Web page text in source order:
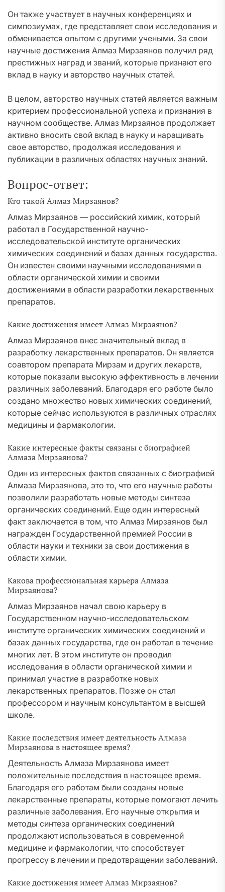
Он также участвует в научных конференциях и
симпозиумах, где представляет свои исследования и
обменивается опытом с другими учеными. За свои
научные достижения Алмаз Мирзаянов получил ряд
престижных наград и званий, которые признают его
вклад в науку и авторство научных статей.
В целом, авторство научных статей является важным
критерием профессиональной успеха и признания в
научном сообществе. Алмаз Мирзаянов продолжает
активно вносить свой вклад в науку и наращивать
свое авторство, продолжая исследования и
публикации в различных областях научных знаний.
Вопрос-ответ:
Кто такой Алмаз Мирзаянов?
Алмаз Мирзаянов — российский химик, который
работал в Государственной научно-
исследовательской институте органических
химических соединений и базах данных государства.
Он известен своими научными исследованиями в
области органической химии и своими
достижениями в области разработки лекарственных
препаратов.
Какие достижения имеет Алмаз Мирзаянов?
Алмаз Мирзаянов внес значительный вклад в
разработку лекарственных препаратов. Он является
соавтором препарата Мирзам и других лекарств,
которые показали высокую эффективность в лечении
различных заболеваний. Благодаря его работе было
создано множество новых химических соединений,
которые сейчас используются в различных отраслях
медицины и фармакологии.
Какие интересные факты связаны с биографией
Алмаза Мирзаянова?
Один из интересных фактов связанных с биографией
Алмаза Мирзаянова, это то, что его научные работы
позволили разработать новые методы синтеза
органических соединений. Еще один интересный
факт заключается в том, что Алмаз Мирзаянов был
награжден Государственной премией России в
области науки и техники за свои достижения в
области химии.
Какова профессиональная карьера Алмаза
Мирзаянова?
Алмаз Мирзаянов начал свою карьеру в
Государственном научно-исследовательском
институте органических химических соединений и
базах данных государства, где он работал в течение
многих лет. В этом институте он проводил
исследования в области органической химии и
принимал участие в разработке новых
лекарственных препаратов. Позже он стал
профессором и научным консультантом в высшей
школе.
Какие последствия имеет деятельность Алмаза
Мирзаянова в настоящее время?
Деятельность Алмаза Мирзаянова имеет
положительные последствия в настоящее время.
Благодаря его работам были созданы новые
лекарственные препараты, которые помогают лечить
различные заболевания. Его научные открытия и
методы синтеза органических соединений
продолжают использоваться в современной
медицине и фармакологии, что способствует
прогрессу в лечении и предотвращении заболеваний.
Какие достижения имеет Алмаз Мирзаянов?